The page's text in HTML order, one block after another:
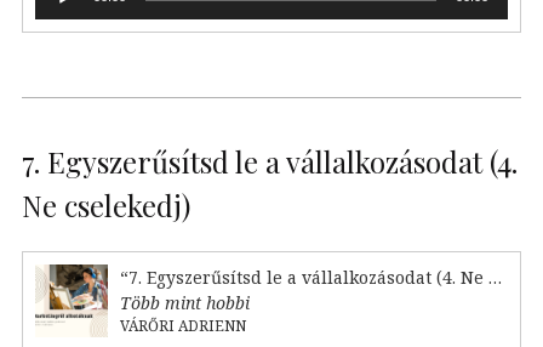
lejátszó
7. Egyszerűsítsd le a vállalkozásodat (4.
Ne cselekedj)
“7. Egyszerűsítsd le a vállalkozásodat (4. Ne cselekedj)”
Több mint hobbi
VÁRŐRI ADRIENN